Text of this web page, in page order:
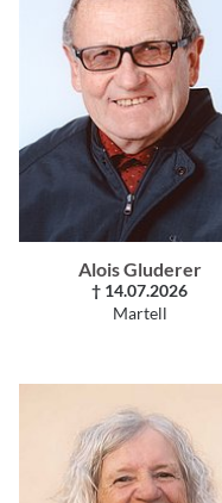
Alois Gluderer
† 14.07.2026
Martell